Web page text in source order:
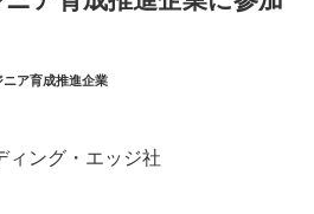
ア育成推進企業
ィング・エッジ社